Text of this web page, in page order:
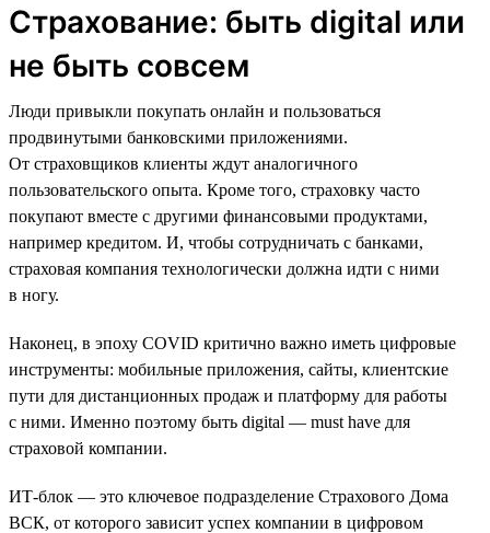
Страхование: быть digital или
не быть совсем
Люди привыкли покупать онлайн и пользоваться
продвинутыми банковскими приложениями.
От страховщиков клиенты ждут аналогичного
пользовательского опыта. Кроме того, страховку часто
покупают вместе с другими финансовыми продуктами,
например кредитом. И, чтобы сотрудничать с банками,
страховая компания технологически должна идти с ними
в ногу.
Наконец, в эпоху COVID критично важно иметь цифровые
инструменты: мобильные приложения, сайты, клиентские
пути для дистанционных продаж и платформу для работы
с ними. Именно поэтому быть digital — must have для
страховой компании.
ИТ-блок — это ключевое подразделение Страхового Дома
ВСК, от которого зависит успех компании в цифровом